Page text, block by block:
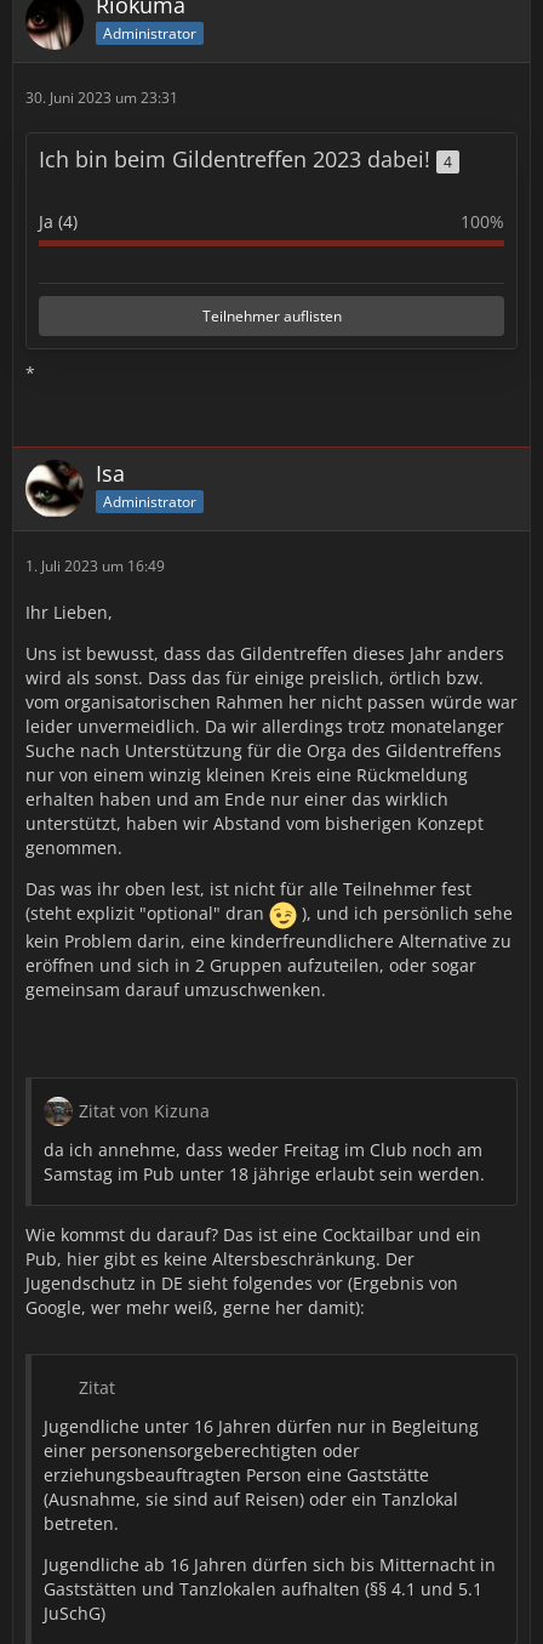
Administrator
30. Juni 2023 um 23:31
Ich bin beim Gildentreffen 2023 dabei! 4
Ja (4) 100%
Teilnehmer auflisten
*
Isa
Administrator
1. Juli 2023 um 16:49
Ihr Lieben,
Uns ist bewusst, dass das Gildentreffen dieses Jahr anders
wird als sonst. Dass das für einige preislich, örtlich bzw.
vom organisatorischen Rahmen her nicht passen würde war
leider unvermeidlich. Da wir allerdings trotz monatelanger
Suche nach Unterstützung für die Orga des Gildentreffens
nur von einem winzig kleinen Kreis eine Rückmeldung
erhalten haben und am Ende nur einer das wirklich
unterstützt, haben wir Abstand vom bisherigen Konzept
genommen.
Das was ihr oben lest, ist nicht für alle Teilnehmer fest
(steht explizit "optional" dran
), und ich persönlich sehe
kein Problem darin, eine kinderfreundlichere Alternative zu
eröffnen und sich in 2 Gruppen aufzuteilen, oder sogar
gemeinsam darauf umzuschwenken.
Zitat von Kizuna
da ich annehme, dass weder Freitag im Club noch am
Samstag im Pub unter 18 jährige erlaubt sein werden.
Wie kommst du darauf? Das ist eine Cocktailbar und ein
Pub, hier gibt es keine Altersbeschränkung. Der
Jugendschutz in DE sieht folgendes vor (Ergebnis von
Google, wer mehr weiß, gerne her damit):
Zitat
Jugendliche unter 16 Jahren dürfen nur in Begleitung
einer personensorgeberechtigten oder
erziehungsbeauftragten Person eine Gaststätte
(Ausnahme, sie sind auf Reisen) oder ein Tanzlokal
betreten.
Jugendliche ab 16 Jahren dürfen sich bis Mitternacht in
Gaststätten und Tanzlokalen aufhalten (§§ 4.1 und 5.1
JuSchG)